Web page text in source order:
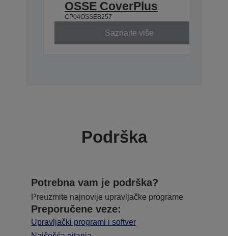
OSSE CoverPlus
CP04OSSEB257
Saznajte više
Podrška
Potrebna vam je podrška?
Preuzmite najnovije upravljačke programe
Preporučene veze:
Upravljački programi i softver